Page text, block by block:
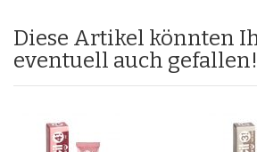
Diese Artikel könnten
eventuell auch gefallen!